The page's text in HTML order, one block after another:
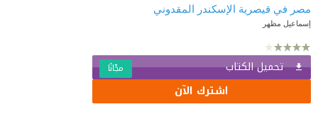
مصر في قيصرية الإسكندر المقدوني
إسماعيل مظهر
تحميل الكتاب مجّانًا
اشترك الآن